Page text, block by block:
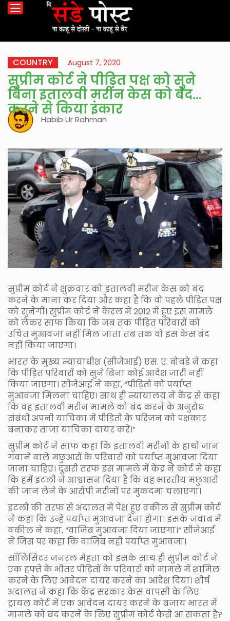
COUNTRY August 7, 2020
सुप्रीम कोर्ट ने पीड़ित पक्ष को सुने
बिना इतालवी मरीन केस को बंद
करने से किया इंकार
Habib Ur Rahman
सुप्रीम कोर्ट ने शुक्रवार को इतालवी मरीन केस को बंद
करने के माना कर दिया और कहा है कि वो पहले पीड़ित पक्ष
को सुनेगी। सुप्रीम कोर्ट ने केरल में 2012 में हुए इस मामले
को लेकर साफ किया कि जब तक पीड़ित परिवारों को
उचित मुआवजा नहीं मिल जाता तब तक वो इस केस बंद
नहीं किया जाएगा।
भारत के मुख्य न्यायाधीश (सीजेआई) एस. ए. बोबडे ने कहा
कि पीड़ित परिवारों को सुने बिना कोई आदेश जारी नहीं
किया जाएगा। सीजेआई ने कहा, “पीड़ितों को पर्याप्त
मुआवजा मिलना चाहिए। साथ ही न्यायालय ने केंद्र से कहा
कि वह इतालवी मरीन मामले को बंद करने के अनुरोध
संबंधी अपनी याचिका में पीड़ितों के परिजन को पक्षकार
बनाकर ताजा याचिका दायर करे।”
सुप्रीम कोर्ट ने साफ कहा कि इतालवी मरीनों के हाथों जान
गंवाने वाले मछुआरों के परिवारों को पर्याप्त मुआवजा दिया
जाना चाहिए। दूसरी तरफ इस मामले में केंद्र ने कोर्ट में कहा
कि हमें इटली ने आश्वासन दिया है कि वह भारतीय मछुआरों
की जान लेने के आरोपी मरीनों पर मुकदमा चलाएगा।
इटली की तरफ से अदालत में पेश हुए वकील से सुप्रीम कोर्ट
ने कहा कि उन्हें पर्याप्त मुआवजा देना होगा। इसके जवाब में
वकील ने कहा, “वाजिब मुआवजा दिया जाएगा।” सीजेआई
ने जिस पर कहा कि वाजिब नहीं पर्याप्त मुआवजा।
सॉलिसिटर जनरल मेहता को इसके साथ ही सुप्रीम कोर्ट ने
एक हफ्ते के भीतर पीड़ितों के परिवारों को मामले में शामिल
करने के लिए आवेदन दायर करने का आदेश दिया। शीर्ष
अदालत ने कहा कि केंद्र सरकार केस वापसी के लिए
ट्रायल कोर्ट में एक आवेदन दायर करने के बजाय भारत में
मामले को बंद करने के लिए सुप्रीम कोर्ट कैसे आ सकता हैं?